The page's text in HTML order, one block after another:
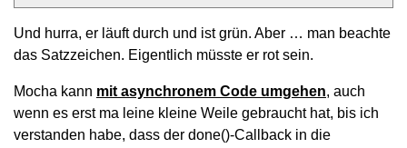
Und hurra, er läuft durch und ist grün. Aber … man beachte
das Satzzeichen. Eigentlich müsste er rot sein.
Mocha kann mit asynchronem Code umgehen, auch
wenn es erst ma leine kleine Weile gebraucht hat, bis ich
verstanden habe, dass der done()-Callback in die